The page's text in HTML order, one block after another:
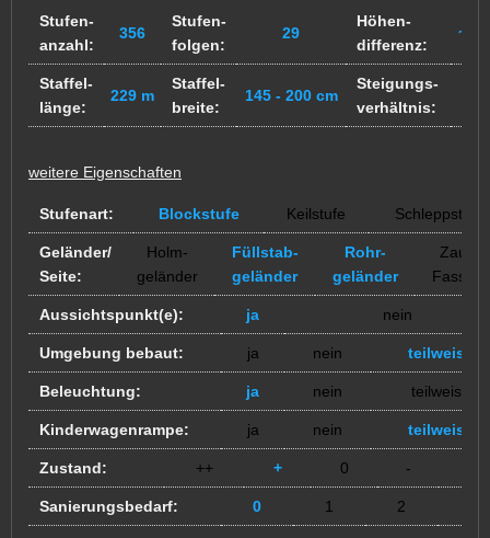
Stufen-
anzahl:
356
Stufen-
folgen:
29
Höhen-
differenz:
~55
Staffel-
länge:
229 m
Staffel-
breite:
145 - 200 cm
Steigungs-
verhältnis:
weitere Eigenschaften
Stufenart: Blockstufe Keilstufe Schleppstufe
Geländer/
Seite:
Holm-
geländer
Füllstab-
geländer
Rohr-
geländer
Zaun /
Aussichtspunkt(e): ja nein
Umgebung bebaut: ja nein teilweise
Beleuchtung: ja nein teilweise
Kinderwagenrampe: ja nein teilweise
Zustand: ++ + 0 -
Sanierungsbedarf: 0 1 2